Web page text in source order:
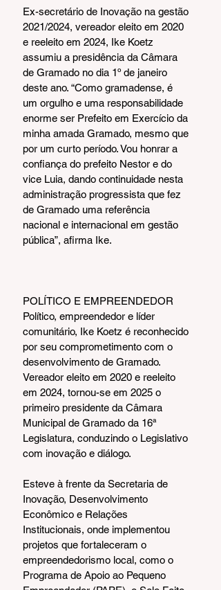
Ex-secretário de Inovação na gestão
2021/2024, vereador eleito em 2020
e reeleito em 2024, Ike Koetz
assumiu a presidência da Câmara
de Gramado no dia 1º de janeiro
deste ano. “Como gramadense, é
um orgulho e uma responsabilidade
enorme ser Prefeito em Exercício da
minha amada Gramado, mesmo que
por um curto período. Vou honrar a
confiança do prefeito Nestor e do
vice Luia, dando continuidade nesta
administração progressista que fez
de Gramado uma referência
nacional e internacional em gestão
pública”, afirma Ike.
POLÍTICO E EMPREENDEDOR
Político, empreendedor e líder
comunitário, Ike Koetz é reconhecido
por seu comprometimento com o
desenvolvimento de Gramado.
Vereador eleito em 2020 e reeleito
em 2024, tornou-se em 2025 o
primeiro presidente da Câmara
Municipal de Gramado da 16ª
Legislatura, conduzindo o Legislativo
com inovação e diálogo.
Esteve à frente da Secretaria de
Inovação, Desenvolvimento
Econômico e Relações
Institucionais, onde implementou
projetos que fortaleceram o
empreendedorismo local, como o
Programa de Apoio ao Pequeno